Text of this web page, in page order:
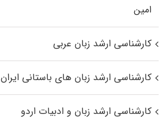
اﻣﻴﻦ
کارشناسی ارشد زبان عربی
کارشناسی ارشد زبان‌ های باستانی ایران
کارشناسی ارشد زبان و ادبیات اردو